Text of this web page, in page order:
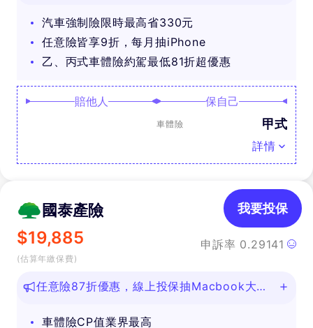
汽車強制險限時最高省330元
任意險皆享9折，每月抽iPhone
乙、丙式車體險約駕最低81折超優惠
賠他人 保自己
車體險 甲式
詳情
國泰產險
$19,885
(估算年繳保費)
申訴率 0.29141
我要投保
任意險87折優惠，線上投保抽Macbook大
車體險CP值業界最高